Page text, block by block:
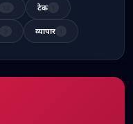
टेक
व्यापार